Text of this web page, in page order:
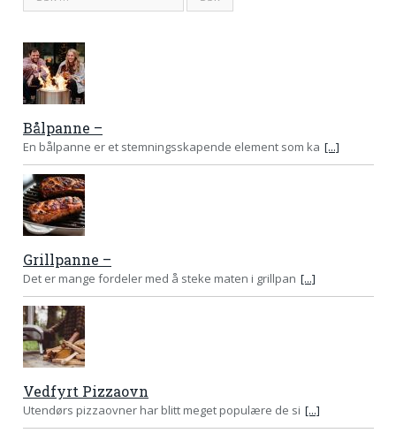
Bålpanne –
En bålpanne er et stemningsskapende element som ka [...]
Grillpanne –
Det er mange fordeler med å steke maten i grillpan [...]
Vedfyrt Pizzaovn
Utendørs pizzaovner har blitt meget populære de si [...]